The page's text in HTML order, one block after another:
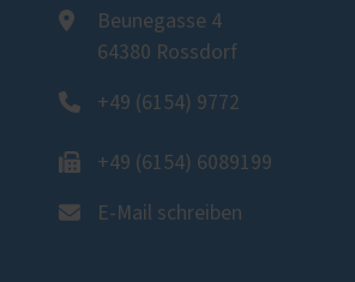
Beunegasse 4
64380 Rossdorf
+49 (6154) 9772
+49 (6154) 6089199
E-Mail schreiben